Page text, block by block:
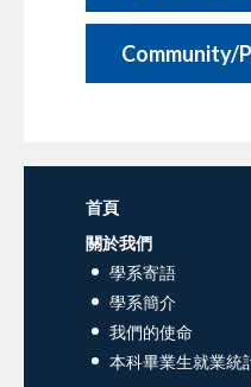
Community/
首頁
關於我們
學系寄語
學系簡介
我們的使命
本科畢業生就業統